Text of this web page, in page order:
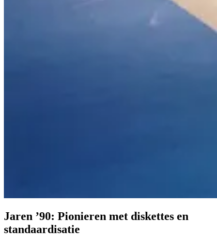
Jaren ’90: Pionieren met diskettes en
standaardisatie